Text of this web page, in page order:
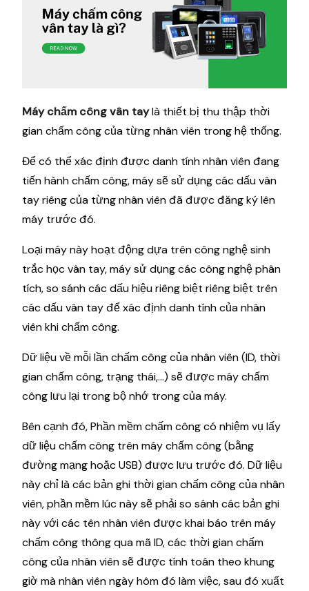
Máy chấm công vân taylà thiết bị thu thập thời
gian chấm công của từng nhân viên trong hệ thống.
Để có thể xác định được danh tính nhân viên đang
tiến hành chấm công, máy sẽ sử dụng các dấu vân
tay riêng của từng nhân viên đã được đăng ký lên
máy trước đó.
Loại máy này hoạt động dựa trên công nghệ sinh
trắc học vân tay, máy sử dụng các công nghệ phân
tích, so sánh các dấu hiệu riêng biệt riêng biệt trên
các dấu vân tay để xác định danh tính của nhân
viên khi chấm công.
Dữ liệu về mỗi lần chấm công của nhân viên (ID, thời
gian chấm công, trạng thái,…) sẽ được máy chấm
công lưu lại trong bộ nhớ trong của máy.
Bên cạnh đó, Phần mềm chấm công có nhiệm vụ lấy
dữ liệu chấm công trên máy chấm công (bằng
đường mạng hoặc USB) được lưu trước đó. Dữ liệu
này chỉ là các bản ghi thời gian chấm công của nhân
viên, phần mềm lúc này sẽ phải so sánh các bản ghi
này với các tên nhân viên được khai báo trên máy
chấm công thông qua mã ID, các thời gian chấm
công của nhân viên sẽ được tính toán theo khung
giờ mà nhân viên ngày hôm đó làm việc, sau đó xuất